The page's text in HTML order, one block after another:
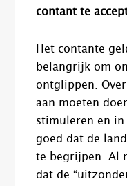
contant te
Het contante
belangrijk om
ontglippen.
aan moeten
stimuleren en in
goed dat de
te begrijpen. Al
dat de